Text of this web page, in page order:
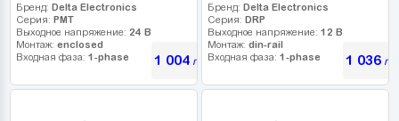
Бренд: Delta Electronics
Серия: PMT
Выходное напряжение: 24 В
Монтаж: enclosed
Входная фаза: 1-phase 1 004грн
Бренд: Delta Electronics
Серия: DRP
Выходное напряжение: 12 В
Монтаж: din-rail
Входная фаза: 1-phase 1 036